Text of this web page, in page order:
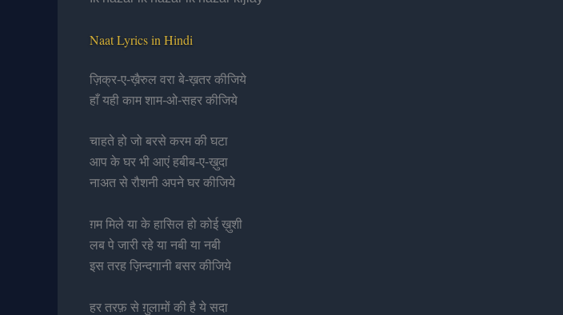
Naat Lyrics in Hindi
ज़िक्र-ए-ख़ैरुल वरा बे-ख़तर कीजिये
हाँ यही काम शाम-ओ-सहर कीजिये
चाहते हो जो बरसे करम की घटा
आप के घर भी आएं हबीब-ए-ख़ुदा
नाअत से रौशनी अपने घर कीजिये
ग़म मिले या के हासिल हो कोई ख़ुशी
लब पे जारी रहे या नबी या नबी
इस तरह ज़िन्दगानी बसर कीजिये
हर तरफ़ से ग़ुलामों की है ये सदा